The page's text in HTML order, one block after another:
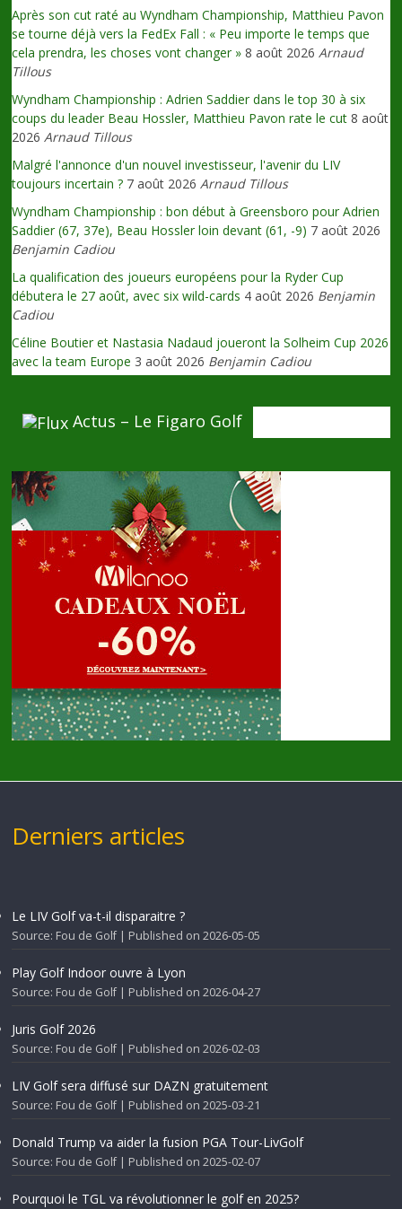
Après son cut raté au Wyndham Championship, Matthieu Pavon
se tourne déjà vers la FedEx Fall : « Peu importe le temps que
cela prendra, les choses vont changer » 8 août 2026 Arnaud
Tillous
Wyndham Championship : Adrien Saddier dans le top 30 à six
coups du leader Beau Hossler, Matthieu Pavon rate le cut 8 août
2026 Arnaud Tillous
Malgré l'annonce d'un nouvel investisseur, l'avenir du LIV
toujours incertain ? 7 août 2026 Arnaud Tillous
Wyndham Championship : bon début à Greensboro pour Adrien
Saddier (67, 37e), Beau Hossler loin devant (61, -9) 7 août 2026
Benjamin Cadiou
La qualification des joueurs européens pour la Ryder Cup
débutera le 27 août, avec six wild-cards 4 août 2026 Benjamin
Cadiou
Céline Boutier et Nastasia Nadaud joueront la Solheim Cup 2026
avec la team Europe 3 août 2026 Benjamin Cadiou
Actus – Le Figaro Golf
Derniers articles
Le LIV Golf va-t-il disparaitre ?
Source: Fou de Golf Published on 2026-05-05
Play Golf Indoor ouvre à Lyon
Source: Fou de Golf Published on 2026-04-27
Juris Golf 2026
Source: Fou de Golf Published on 2026-02-03
LIV Golf sera diffusé sur DAZN gratuitement
Source: Fou de Golf Published on 2025-03-21
Donald Trump va aider la fusion PGA Tour-LivGolf
Source: Fou de Golf Published on 2025-02-07
Pourquoi le TGL va révolutionner le golf en 2025?